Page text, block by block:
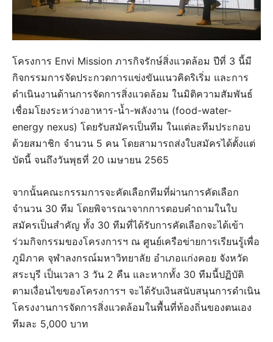
โครงการ Envi Mission ภารกิจรักษ์สิ่งแวดล้อม ปีที่ 3 นี้มี
กิจกรรมการจัดประกวดการแข่งขันแนวคิดริเริ่ม และการ
ดำเนินงานด้านการจัดการสิ่งแวดล้อม ในมิติความสัมพันธ์
เชื่อมโยงระหว่างอาหาร-น้ำ-พลังงาน (food-water-
energy nexus) โดยรับสมัครเป็นทีม ในแต่ละทีมประกอบ
ด้วยสมาชิก จำนวน 5 คน โดยสามารถส่งใบสมัครได้ตั้งแต่
บัดนี้ จนถึงวันพุธที่ 20 เมษายน 2565
จากนั้นคณะกรรมการจะคัดเลือกทีมที่ผ่านการคัดเลือก
จำนวน 30 ทีม โดยพิจารณาจากการตอบคำถามในใบ
สมัครเป็นสำคัญ ทั้ง 30 ทีมที่ได้รับการคัดเลือกจะได้เข้า
ร่วมกิจกรรมของโครงการฯ ณ ศูนย์เครือข่ายการเรียนรู้เพื่อ
ภูมิภาค จุฬาลงกรณ์มหาวิทยาลัย อำเภอแก่งคอย จังหวัด
สระบุรี เป็นเวลา 3 วัน 2 คืน และหากทั้ง 30 ทีมนี้ปฏิบัติ
ตามเงื่อนไขของโครงการฯ จะได้รับเงินสนับสนุนการดำเนิน
โครงงานการจัดการสิ่งแวดล้อมในพื้นที่ท้องถิ่นของตนเอง
ทีมละ 5,000 บาท